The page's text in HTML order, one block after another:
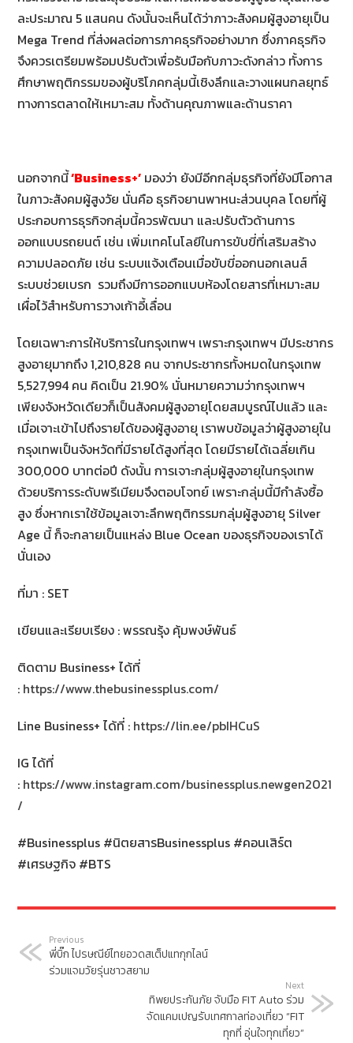
ละประมาณ 5 แสนคน ดังนั้นจะเห็นได้ว่าภาวะสังคมผู้สูงอายุเป็น
Mega Trend ที่ส่งผลต่อการภาคธุรกิจอย่างมาก ซึ่งภาคธุรกิจ
จึงควรเตรียมพร้อมปรับตัวเพื่อรับมือกับภาวะดังกล่าว ทั้งการ
ศึกษาพฤติกรรมของผู้บริโภคกลุ่มนี้เชิงลึกและวางแผนกลยุทธ์
ทางการตลาดให้เหมาะสม ทั้งด้านคุณภาพและด้านราคา
นอกจากนี้‘Business+’ มองว่า ยังมีอีกกลุ่มธุรกิจที่ยังมีโอกาส
ในภาวะสังคมผู้สูงวัย นั่นคือ ธุรกิจยานพาหนะส่วนบุคล โดยที่ผู้
ประกอบการธุรกิจกลุ่มนี้ควรพัฒนา และปรับตัวด้านการ
ออกแบบรถยนต์ เช่น เพิ่มเทคโนโลยีในการขับขี่ที่เสริมสร้าง
ความปลอดภัย เช่น ระบบแจ้งเตือนเมื่อขับขี่ออกนอกเลนส์
ระบบช่วยเบรก รวมถึงมีการออกแบบห้องโดยสารที่เหมาะสม
เผื่อไว้สำหรับการวางเก้าอี้เลื่อน
โดยเฉพาะการให้บริการในกรุงเทพฯ เพราะกรุงเทพฯ มีประชากร
สูงอายุมากถึง 1,210,828 คน จากประชากรทั้งหมดในกรุงเทพ
5,527,994 คน คิดเป็น 21.90% นั่นหมายความว่ากรุงเทพฯ
เพียงจังหวัดเดียวก็เป็นสังคมผู้สูงอายุโดยสมบูรณ์ไปแล้ว และ
เมื่อเจาะเข้าไปถึงรายได้ของผู้สูงอายุ เราพบข้อมูลว่าผู้สูงอายุใน
กรุงเทพเป็นจังหวัดที่มีรายได้สูงที่สุด โดยมีรายได้เฉลี่ยเกิน
300,000 บาทต่อปี ดังนั้น การเจาะกลุ่มผู้สูงอายุในกรุงเทพ
ด้วยบริการระดับพรีเมียมจึงตอบโจทย์ เพราะกลุ่มนี้มีกำลังซื้อ
สูง ซึ่งหากเราใช้ข้อมูลเจาะลึกพฤติกรรมกลุ่มผู้สูงอายุ Silver
Age นี้ ก็จะกลายเป็นแหล่ง Blue Ocean ของธุรกิจของเราได้
นั่นเอง
ที่มา : SET
เขียนและเรียบเรียง : พรรณรุ้ง คุ้มพงษ์พันธ์
ติดตาม Business+ ได้ที่
: https://www.thebusinessplus.com/
Line Business+ ได้ที่ : https://lin.ee/pbIHCuS
IG ได้ที่
: https://www.instagram.com/businessplus.newgen2021
/
#Businessplus #นิตยสารBusinessplus #คอนเสิร์ต
#เศรษฐกิจ #BTS
Previous
พี่บิ๊ก ไปรษณีย์ไทยอวดสเต็ปแทกุกไลน์
ร่วมแจมวัยรุ่นชาวสยาม
Next
ทิพยประกันภัย จับมือ FIT Auto ร่วม
จัดแคมเปญรับเทศกาลท่องเที่ยว “FIT
ทุกที่ อุ่นใจทุกเที่ยว”